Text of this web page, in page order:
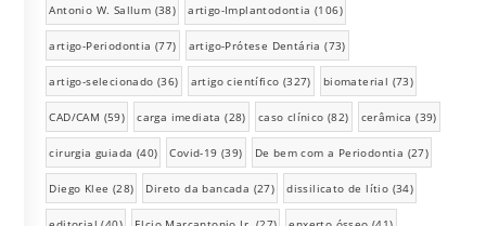
Antonio W. Sallum (38) artigo-Implantodontia (106)
artigo-Periodontia (77) artigo-Prótese Dentária (73)
artigo-selecionado (36) artigo científico (327) biomaterial (73)
CAD/CAM (59) carga imediata (28) caso clínico (82) cerâmica (39)
cirurgia guiada (40) Covid-19 (39) De bem com a Periodontia (27)
Diego Klee (28) Direto da bancada (27) dissilicato de lítio (34)